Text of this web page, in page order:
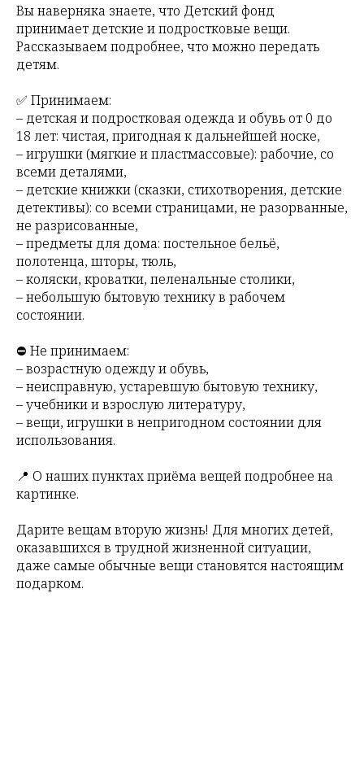
Вы наверняка знаете, что Детский фонд
принимает детские и подростковые вещи.
Рассказываем подробнее, что можно передать
детям.
✅ Принимаем:
– детская и подростковая одежда и обувь от 0 до
18 лет: чистая, пригодная к дальнейшей носке,
– игрушки (мягкие и пластмассовые): рабочие, со
всеми деталями,
– детские книжки (сказки, стихотворения, детские
детективы): со всеми страницами, не разорванные,
не разрисованные,
– предметы для дома: постельное бельё,
полотенца, шторы, тюль,
– коляски, кроватки, пеленальные столики,
– небольшую бытовую технику в рабочем
состоянии.
⛔ Не принимаем:
– возрастную одежду и обувь,
– неисправную, устаревшую бытовую технику,
– учебники и взрослую литературу,
– вещи, игрушки в непригодном состоянии для
использования.
📍 О наших пунктах приёма вещей подробнее на
картинке.
Дарите вещам вторую жизнь! Для многих детей,
оказавшихся в трудной жизненной ситуации,
даже самые обычные вещи становятся настоящим
подарком.